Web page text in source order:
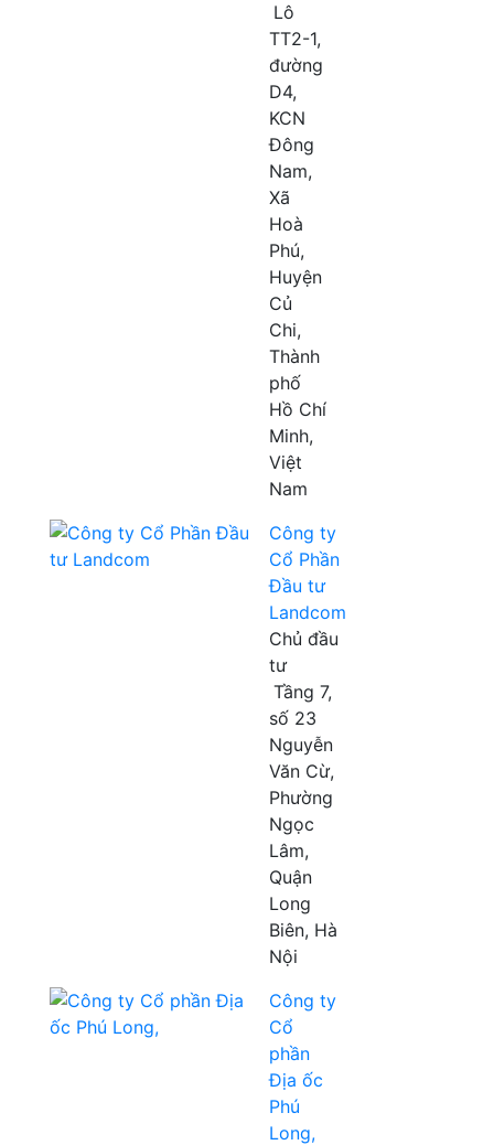
Lô
TT2-1,
đường
D4,
KCN
Đông
Nam,
Xã
Hoà
Phú,
Huyện
Củ
Chi,
Thành
phố
Hồ Chí
Minh,
Việt
Nam
Công ty
Cổ Phần
Đầu tư
Landcom
Chủ đầu
tư
Tầng 7,
số 23
Nguyễn
Văn Cừ,
Phường
Ngọc
Lâm,
Quận
Long
Biên, Hà
Nội
Công ty
Cổ
phần
Địa ốc
Phú
Long,